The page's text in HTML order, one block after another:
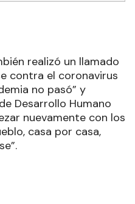
realizó un llamado
contra el coronavirus
no pasó” y
Desarrollo Humano
nuevamente con los
casa por casa,